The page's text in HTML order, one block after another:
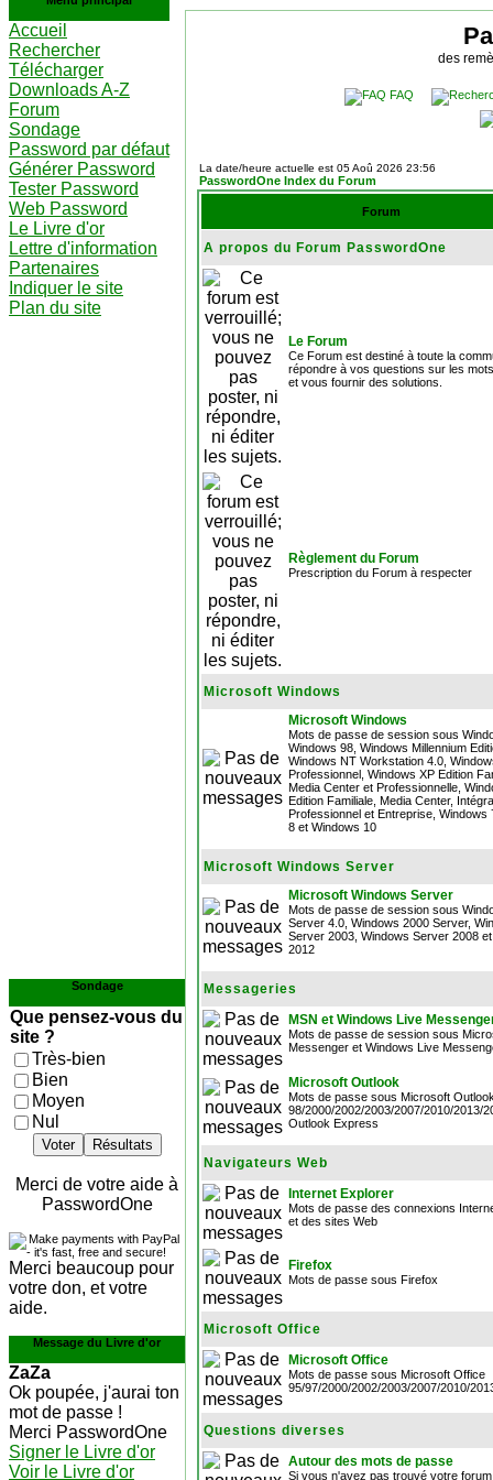
Accueil
Rechercher
Télécharger
Downloads A-Z
Forum
Sondage
Password par défaut
Générer Password
Tester Password
Web Password
Le Livre d'or
Lettre d'information
Partenaires
Indiquer le site
Plan du site
Sondage
Que pensez-vous du
site ?
Très-bien
Bien
Moyen
Nul
Voter Résultats
Merci de votre aide à
PasswordOne
Merci beaucoup pour
votre don, et votre
aide.
Message du Livre d'or
ZaZa
Ok poupée, j'aurai ton
mot de passe !
Merci PasswordOne
Signer le Livre d'or
Voir le Livre d'or
des
FAQ
La date/heure actuelle est 05 Aoû 2026 23:56
PasswordOne Index du Forum
Forum
A propos du Forum PasswordOne
Le Forum
Ce Forum est destiné à toute la
répondre à vos questions sur les
et vous fournir des solutions.
Règlement du Forum
Prescription du Forum à respecter
Microsoft Windows
Microsoft Windows
Mots de passe de session sous
Windows 98, Windows Millennium
Windows NT Workstation 4.0,
Professionnel, Windows XP Edition
Media Center et Professionnelle,
Edition Familiale, Media Center,
Professionnel et Entreprise, Windows
8 et Windows 10
Microsoft Windows Server
Microsoft Windows Server
Mots de passe de session sous
Server 4.0, Windows 2000 Server,
Server 2003, Windows Server 2008
2012
Messageries
MSN et Windows Live
Mots de passe de session sous
Messenger et Windows Live
Microsoft Outlook
Mots de passe sous Microsoft
98/2000/2002/2003/2007/2010/2013/
Outlook Express
Navigateurs Web
Internet Explorer
Mots de passe des connexions
et des sites Web
Firefox
Mots de passe sous Firefox
Microsoft Office
Microsoft Office
Mots de passe sous Microsoft Office
95/97/2000/2002/2003/2007/2010/
Questions diverses
Autour des mots de passe
Si vous n'avez pas trouvé votre